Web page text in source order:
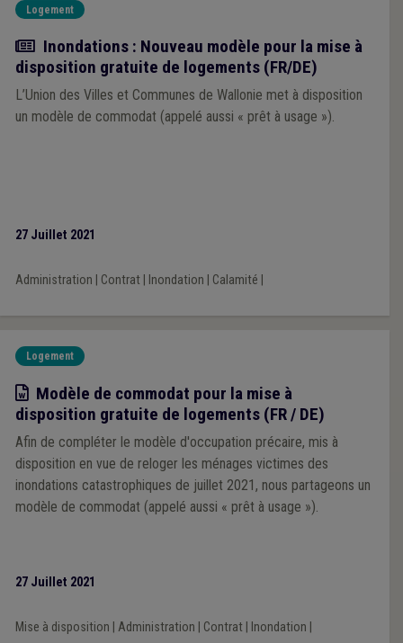
Logement
Actualité
Inondations : Nouveau modèle pour la mise à
disposition gratuite de logements (FR/DE)
L’Union des Villes et Communes de Wallonie met à disposition
un modèle de commodat (appelé aussi « prêt à usage »).
27 Juillet 2021
Administration Contrat| Inondation Calamité
Logement
Modèle
Modèle de commodat pour la mise à
disposition gratuite de logements (FR / DE)
Afin de compléter le modèle d'occupation précaire, mis à
disposition en vue de reloger les ménages victimes des
inondations catastrophiques de juillet 2021, nous partageons un
modèle de commodat (appelé aussi « prêt à usage »).
27 Juillet 2021
Mise à disposition Administration Contrat| Inondation